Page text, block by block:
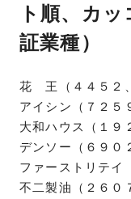
ト順、カ
証業種）
花 王（４４５２
アイシン（７２５
大和ハウス（１９
デンソー（６９０
ファーストリテイ
不二製油（２６０